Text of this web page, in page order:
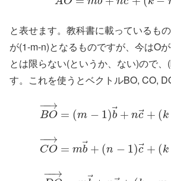
と表せます。教科書に載っているも
が(1-m-n)となるものですが、今はO
とは限らない(というか、ない)ので、
す。これを使うとベクトルBO, CO,
BO
−→
−
= (m − 1)b⃗ + nc⃗ + (k
CO
−→
−
= mb + (n − 1)c⃗ + (k
−→
−